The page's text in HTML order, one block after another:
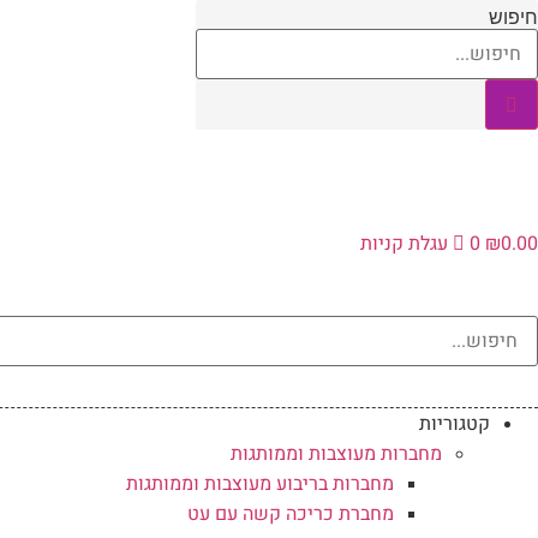
דלג
לתוכן
חיפוש
₪0.00
0 עגלת קניות
קטגוריות
מחברות מעוצבות וממותגות
מחברות בריבוע מעוצבות וממותגות
מחברת כריכה קשה עם עט